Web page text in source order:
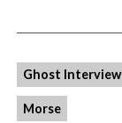
Ghost Interview
Morse